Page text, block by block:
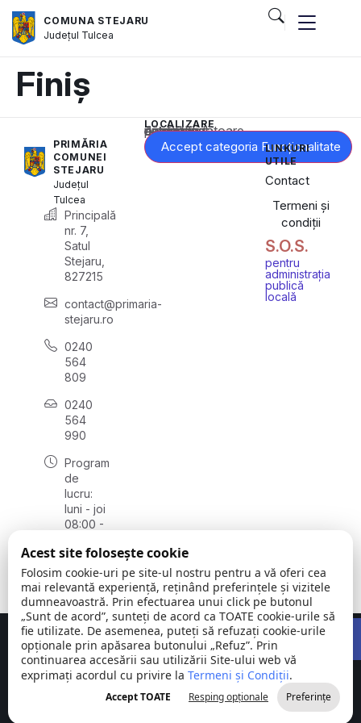
COMUNA STEJARU
Județul Tulcea
Finiș
PRIMĂRIA
COMUNEI
STEJARU
Județul
Tulcea
Principală
nr. 7,
Satul
Stejaru,
827215
contact@primaria-
stejaru.ro
0240
564
809
0240
564
990
Program
de
lucru:
luni - joi
08:00 -
vineri
08:00 -
14:00
LOCALIZARE
Acest conținut este blocat până când acceptați categoria corespunzătoare de cookie-uri.
Accept categoria Funcționalitate
LINKURI
UTILE
Contact
Termeni și
condiții
S.O.S.
pentru
administrația
publică
locală
Comuna
Stejaru |
județul Tulcea
©
2026
Toate
drepturile
rezervate
Concept realizat deBig Media Relații Publice SRL
Acest site folosește cookie
Folosim cookie-uri pe site-ul nostru pentru a vă oferi cea
mai relevantă experiență, reținând preferințele și vizitele
dumneavoastră. Prin efectuarea unui click pe butonul
„Sunt de acord”, sunteți de acord ca TOATE cookie-urile să
fie utilizate. De asemenea, puteți să refuzați cookie-urile
opționale prin apăsarea butonului „Refuz”. Prin
continuarea accesării sau utilizării Site-ului web vă
exprimați acordul cu privire la Termeni și Condiții.
Accept TOATE Resping opționale Preferințe